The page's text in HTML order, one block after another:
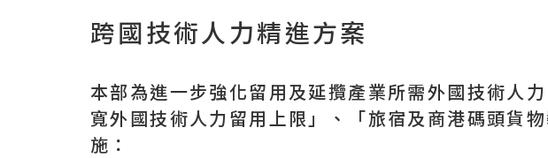
跨國技術人力精進方案
本部為進一步強化留用及延攬產業所需外國技術人
寬外國技術人力留用上限」、「旅宿及商港碼頭貨
施：